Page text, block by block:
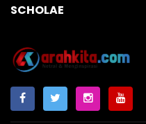
SCHOLAE